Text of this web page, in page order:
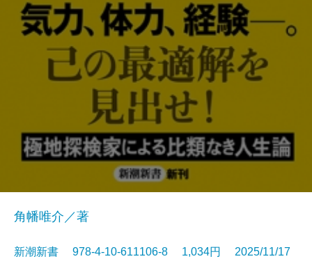
角幡唯介／著
新潮新書 978-4-10-611106-8 1,034円 2025/11/17